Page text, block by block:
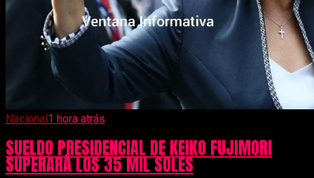
Nacional1 hora atrás
SUELDO PRESIDENCIAL DE KEIKO FUJIMORI
SUPERARÁ LOS 35 MIL SOLES